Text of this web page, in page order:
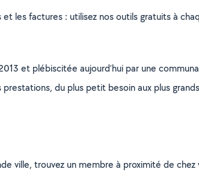
les factures : utilisez nos outils gratuits à
et plébiscitée aujourd’hui par une
du plus petit besoin aux plus
ville, trouvez un membre à proximité de chez